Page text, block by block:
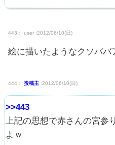
443： user :2012/06/10(日)
絵に描いたようなクソババ
444： 投稿主 :2012/06/10(日)
>>443
上記の思想で赤さんの宮参
よｗ